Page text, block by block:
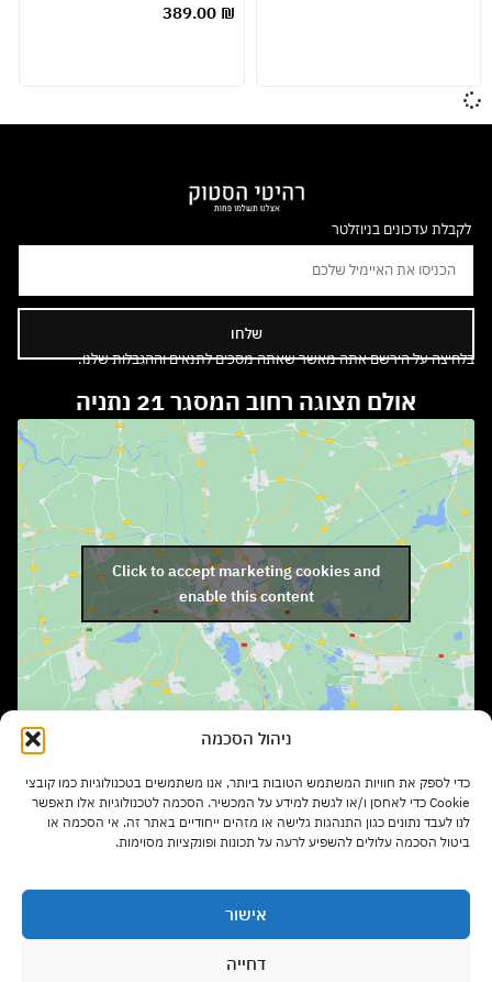
ניהול הסכמה
כדי לספק את חוויות המשתמש הטובות ביותר, אנו משתמשים בטכנולוגיות כמו קובצי
Cookie כדי לאחסן ו/או לגשת למידע על המכשיר. הסכמה לטכנולוגיות אלו תאפשר
לנו לעבד נתונים כגון התנהגות גלישה או מזהים ייחודיים באתר זה. אי הסכמה או
ביטול הסכמה עלולים להשפיע לרעה על תכונות ופונקציות מסוימות.
אישור
דחייה
389.00 ₪
לקבלת עדכונים בניוזלטר
שלחו
בלחיצה על הירשם אתה מאשר שאתה מסכים לתנאים וההגבלות שלנו.
אולם תצוגה רחוב המסגר 21 נתניה
Click to accept marketing cookies and
enable this content
ימים א' – ה' בשעות 9:00 – 17:00
יום ו' בשעות 9:00 – 13:00